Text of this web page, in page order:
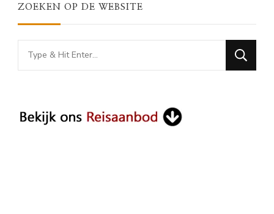
ZOEKEN OP DE WEBSITE
Looking
for